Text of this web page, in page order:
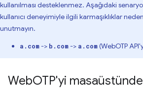
kullanılması desteklenmez. Aşağıdaki
kullanıcı deneyimiyle ilgili karmaşıklıklar
unutmayın.
a.com-> b.com-> a.com(WebOTP
WebOTP'yi